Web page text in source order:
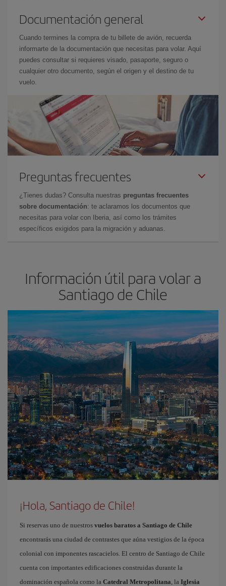
Documentación general
Cuando termines la compra de tu billete de avión, recuerda
informarte de la documentación que necesitas para volar. Aquí
puedes consultar si requieres visado, pasaporte, seguro o
cualquier otro documento, según el origen y el destino de tu
vuelo.
Preguntas frecuentes
¿Tienes dudas? Consulta nuestras preguntas frecuentes
sobre documentación: te aclaramos los documentos que
necesitas para volar con Iberia, así como los trámites
específicos exigidos para la migración y aduanas.
Información útil para volar a
Santiago de Chile
¡Hola, Santiago de Chile!
Si reservas uno de nuestros vuelos baratos a Santiago de Chile
encontrarás una ciudad de contrastes que aúna vestigios de la época
colonial con imponentes rascacielos. El centro de Santiago de Chile
cuenta con importantes edificaciones construidas durante la
dominación española como la Catedral Metropolitana, la Iglesia